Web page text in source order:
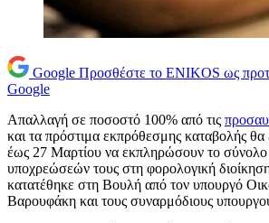
Google Προσθέστε το ENIKOS ως
Google
Απαλλαγή σε ποσοστό 100% από τις
και τα πρόστιμα εκπρόθεσμης καταβολής
έως 27 Μαρτίου να εκπληρώσουν το
υποχρεώσεών τους στη φορολογική
κατατέθηκε στη Βουλή από τον υπουργό
Βαρουφάκη και τους συναρμόδιους